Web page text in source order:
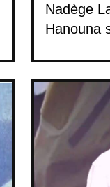
Nadège
Hanouna